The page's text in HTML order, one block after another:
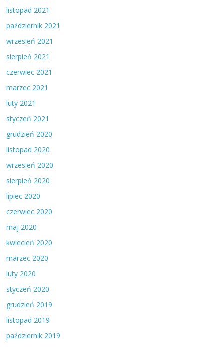
listopad 2021
październik 2021
wrzesień 2021
sierpień 2021
czerwiec 2021
marzec 2021
luty 2021
styczeń 2021
grudzień 2020
listopad 2020
wrzesień 2020
sierpień 2020
lipiec 2020
czerwiec 2020
maj 2020
kwiecień 2020
marzec 2020
luty 2020
styczeń 2020
grudzień 2019
listopad 2019
październik 2019